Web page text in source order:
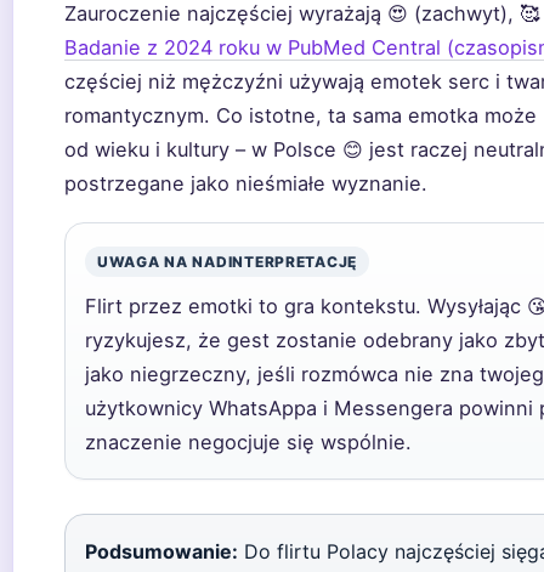
Zauroczenie najczęściej wyrażają 😍 (zachwyt),
Badanie z 2024 roku w PubMed Central
częściej niż mężczyźni używają emotek serc i
romantycznym. Co istotne, ta sama emotka
od wieku i kultury – w Polsce 😊 jest raczej
postrzegane jako nieśmiałe wyznanie.
UWAGA NA NADINTERPRETACJĘ
Flirt przez emotki to gra kontekstu. Wysyłając
ryzykujesz, że gest zostanie odebrany jako
jako niegrzeczny, jeśli rozmówca nie zna
użytkownicy WhatsAppa i Messengera powinni
znaczenie negocjuje się wspólnie.
Podsumowanie: Do flirtu Polacy najczęściej